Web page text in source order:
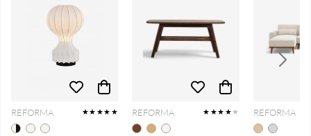
REFORMA ★★★★★ REFORMA ★★★★★ REFORMA